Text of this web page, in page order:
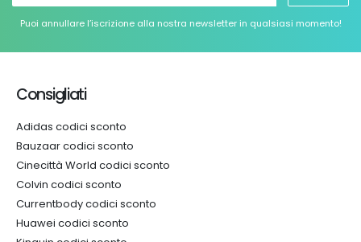
Puoi annullare l’iscrizione alla nostra newsletter in qualsiasi momento!
Consigliati
Adidas codici sconto
Bauzaar codici sconto
Cinecittà World codici sconto
Colvin codici sconto
Currentbody codici sconto
Huawei codici sconto